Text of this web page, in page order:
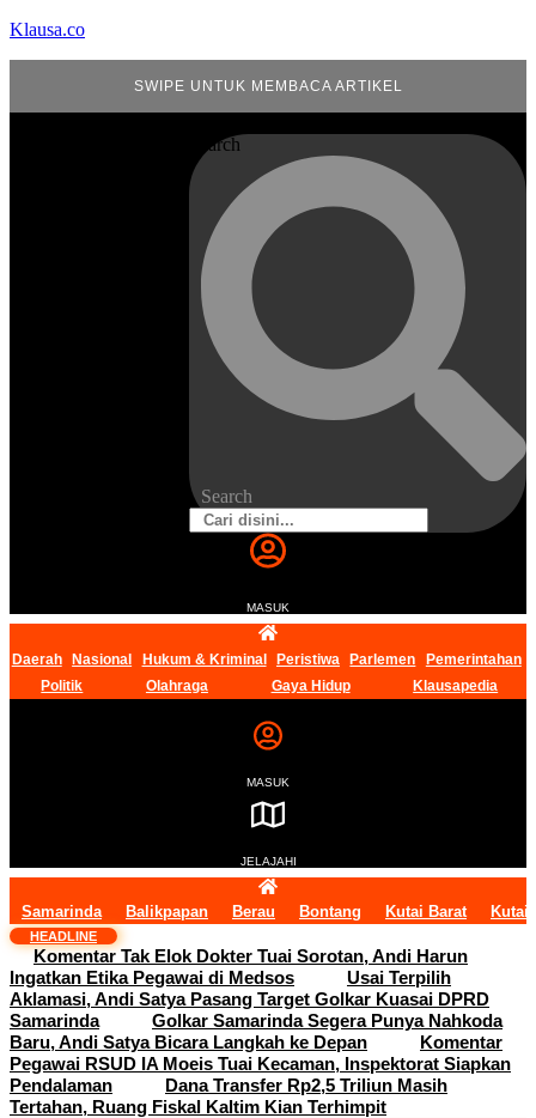
Klausa.co
SWIPE UNTUK MEMBACA ARTIKEL
Search
Search
MASUK
Daerah Nasional Hukum & Kriminal Peristiwa Parlemen
Pemerintahan
Politik
Olahraga Gaya Hidup Klausapedia
MASUK
JELAJAHI
Samarinda Balikpapan Berau Bontang Kutai Barat Kutai
HEADLINE
Komentar Tak Elok Dokter Tuai Sorotan, Andi Harun
Ingatkan Etika Pegawai di Medsos
Usai Terpilih
Aklamasi, Andi Satya Pasang Target Golkar Kuasai DPRD
Samarinda
Golkar Samarinda Segera Punya Nahkoda
Baru, Andi Satya Bicara Langkah ke Depan
Komentar
Pegawai RSUD IA Moeis Tuai Kecaman, Inspektorat Siapkan
Pendalaman
Dana Transfer Rp2,5 Triliun Masih
Tertahan, Ruang Fiskal Kaltim Kian Terhimpit